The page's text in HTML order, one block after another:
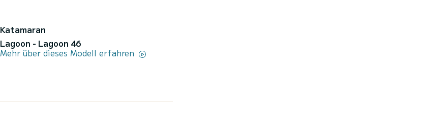
Katamaran
Lagoon - Lagoon 46
Mehr über dieses Modell erfahren